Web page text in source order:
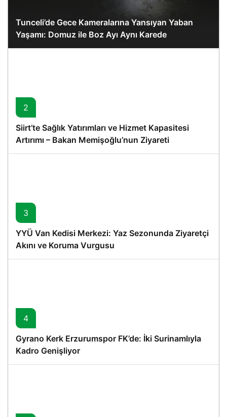
Tunceli’de Gece Kameralarına Yansıyan Yaban
Yaşamı: Domuz ile Boz Ayı Aynı Karede
2
Siirt’te Sağlık Yatırımları ve Hizmet Kapasitesi
Artırımı – Bakan Memişoğlu’nun Ziyareti
3
YYÜ Van Kedisi Merkezi: Yaz Sezonunda Ziyaretçi
Akını ve Koruma Vurgusu
4
Gyrano Kerk Erzurumspor FK’de: İki Surinamlıyla
Kadro Genişliyor